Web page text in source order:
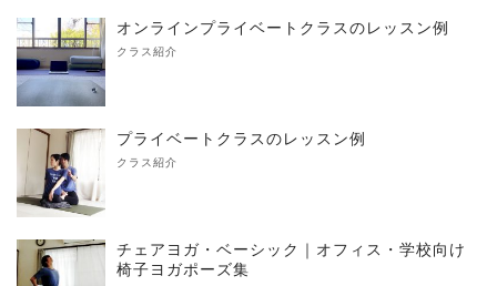
オンラインプライベートクラスのレッスン例
クラス紹介
プライベートクラスのレッスン例
クラス紹介
チェアヨガ・ベーシック｜オフィス・学校向け
椅子ヨガポーズ集